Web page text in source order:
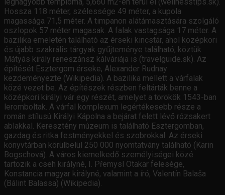
Hossza 118 méter, szélessége 49 méter, a kupola
magassága 71,5 méter. A timpanon alátámasztására szolgáló
oszlopok 57 méter magasak. A falak vastagsága 17 méter. A
bazilika emeletén található az érseki kincstár, ahol középkori
és újabb szakrális tárgyak gyűjteménye található, köztük
Mátyás király reneszánsz kálváriája is (travelguide.sk). Az
építését Esztergom érseke, Alexander Rudnay
kezdeményezte (Wikipedia). A bazilika mellett a várfalak
közé vezet be. Az építészek részben feltárták benne a
középkori királyi vár egy részét, amelyet a törökök 1543-ban
leromboltak. A várfal komplexum legértékesebb része a
román stílusú Királyi Kápolna a bejárat felett lévő rózsakert
ablakkal. Keresztény múzeum is található Esztergomban,
gazdag és ritka festményekkel és szobrokkal. Az érseki
könyvtárban körülbelül 250 000 nyomtatvány található (Karin
Bogschová). A város kiemelkedő személyiségei közé
tartozik a cseh királyné, I. Přemysl Otakar felesége,
Konstancia magyar királyné, valamint a író, Valentín Balaša
(Bálint Balassa) (Wikipedia).